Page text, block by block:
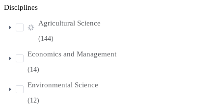
Disciplines
Agricultural Science
(144)
Economics and Management
(14)
Environmental Science
(12)